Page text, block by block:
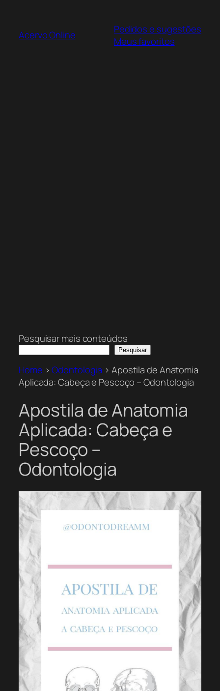
Acervo Online
Pedidos e sugestões
Meus favoritos
Pesquisar mais conteúdos
Pesquisar
Home >Odontologia > Apostila de Anatomia
Aplicada: Cabeça e Pescoço – Odontologia
Apostila de Anatomia
Aplicada: Cabeça e
Pescoço –
Odontologia